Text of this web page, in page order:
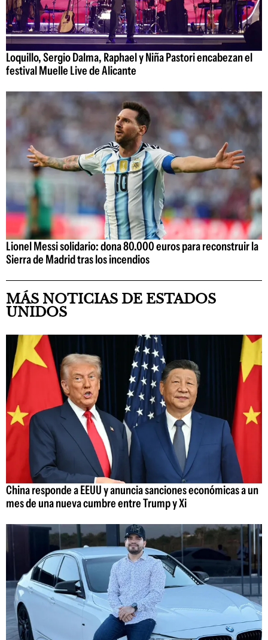
Loquillo, Sergio Dalma, Raphael y Niña Pastori encabezan el
festival Muelle Live de Alicante
Lionel Messi solidario: dona 80.000 euros para reconstruir la
Sierra de Madrid tras los incendios
MÁS NOTICIAS DE ESTADOS
UNIDOS
China responde a EEUU y anuncia sanciones económicas a un
mes de una nueva cumbre entre Trump y Xi